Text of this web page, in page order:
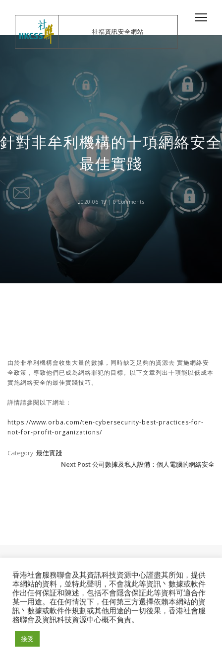
社福資訊安全網站
針對非牟利機構的十項網絡安全
最佳實踐
2020-06-19 |0 Comments
由於非牟利機構會收集大量的數據， 同時缺乏足夠的資源去 實施網絡安
全政策，導致他們已成為網絡罪犯的目標。以下文章列出十項能以低成本
實施網絡安全的最佳實踐技巧。
詳情請參閱以下網址：
https://www.orba.com/ten-cybersecurity-best-practices-for-
not-for-profit-organizations/
Category: 最佳實踐
Next Post公司數據及私人設備：個人電腦的網絡安全
ESSENTIAL
© 2026. Information Technology Resource Centre. All
香港社會服務聯會及其資訊科技資源中心謹盡其所知，提供
本網站的資料，並特此聲明，不會就此等資訊丶數據或軟件
作出任何保証和陳述，包括不會隱含保証此等資料可適合作
某一用途。在任何情況下，任何第三方選擇依賴本網站的資
訊丶數據或軟件作規劃或其他用途的一切後果，香港社會服
務聯會及資訊科技資源中心概不負責。
接受